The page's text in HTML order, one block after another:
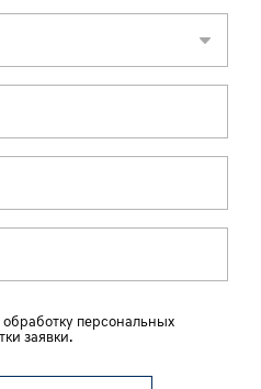
обработку персональных
заявки.